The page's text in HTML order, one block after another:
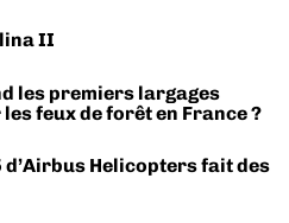
II
les premiers largages
feux de forêt en France ?
d’Airbus Helicopters fait des